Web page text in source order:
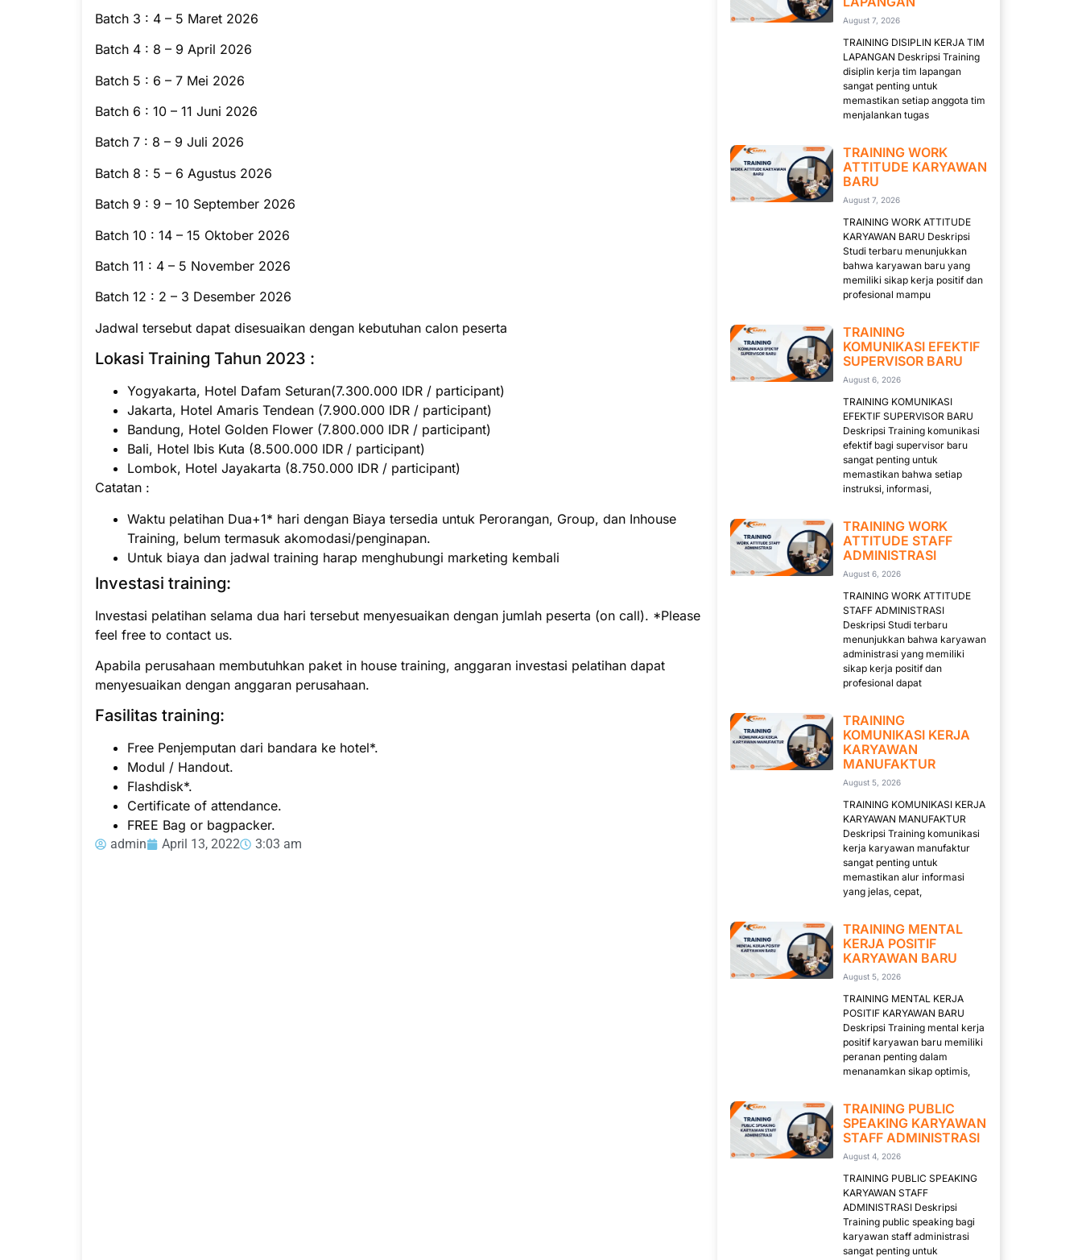
Batch 3 : 4 – 5 Maret 2026
Batch 4 : 8 – 9 April 2026
Batch 5 : 6 – 7 Mei 2026
Batch 6 : 10 – 11 Juni 2026
Batch 7 : 8 – 9 Juli 2026
Batch 8 : 5 – 6 Agustus 2026
Batch 9 : 9 – 10 September 2026
Batch 10 : 14 – 15 Oktober 2026
Batch 11 : 4 – 5 November 2026
Batch 12 : 2 – 3 Desember 2026
Jadwal tersebut dapat disesuaikan dengan kebutuhan calon peserta
Lokasi Training Tahun 2023 :
Yogyakarta, Hotel Dafam Seturan(7.300.000 IDR / participant)
Jakarta, Hotel Amaris Tendean (7.900.000 IDR / participant)
Bandung, Hotel Golden Flower (7.800.000 IDR / participant)
Bali, Hotel Ibis Kuta (8.500.000 IDR / participant)
Lombok, Hotel Jayakarta (8.750.000 IDR / participant)
Catatan :
Waktu pelatihan Dua+1* hari dengan Biaya tersedia untuk Perorangan, Group, dan Inhouse
Training, belum termasuk akomodasi/penginapan.
Untuk biaya dan jadwal training harap menghubungi marketing kembali
Investasi training:
Investasi pelatihan selama dua hari tersebut menyesuaikan dengan jumlah peserta (on call). *Please
feel free to contact us.
Apabila perusahaan membutuhkan paket in house training, anggaran investasi pelatihan dapat
menyesuaikan dengan anggaran perusahaan.
Fasilitas training:
Free Penjemputan dari bandara ke hotel*.
Modul / Handout.
Flashdisk*.
Certificate of attendance.
FREE Bag or bagpacker.
admin April 13, 2022 3:03 am
August 7, 2026
TRAINING DISIPLIN KERJA TIM
LAPANGAN Deskripsi Training
disiplin kerja tim lapangan
sangat penting untuk
memastikan setiap anggota tim
menjalankan tugas
TRAINING WORK
ATTITUDE KARYAWAN
BARU
August 7, 2026
TRAINING WORK ATTITUDE
KARYAWAN BARU Deskripsi
Studi terbaru menunjukkan
bahwa karyawan baru yang
memiliki sikap kerja positif dan
profesional mampu
TRAINING
KOMUNIKASI EFEKTIF
SUPERVISOR BARU
August 6, 2026
TRAINING KOMUNIKASI
EFEKTIF SUPERVISOR BARU
Deskripsi Training komunikasi
efektif bagi supervisor baru
sangat penting untuk
memastikan bahwa setiap
instruksi, informasi,
TRAINING WORK
ATTITUDE STAFF
ADMINISTRASI
August 6, 2026
TRAINING WORK ATTITUDE
STAFF ADMINISTRASI
Deskripsi Studi terbaru
menunjukkan bahwa karyawan
administrasi yang memiliki
sikap kerja positif dan
profesional dapat
TRAINING
KOMUNIKASI KERJA
KARYAWAN
MANUFAKTUR
August 5, 2026
TRAINING KOMUNIKASI KERJA
KARYAWAN MANUFAKTUR
Deskripsi Training komunikasi
kerja karyawan manufaktur
sangat penting untuk
memastikan alur informasi
yang jelas, cepat,
TRAINING MENTAL
KERJA POSITIF
KARYAWAN BARU
August 5, 2026
TRAINING MENTAL KERJA
POSITIF KARYAWAN BARU
Deskripsi Training mental kerja
positif karyawan baru memiliki
peranan penting dalam
menanamkan sikap optimis,
TRAINING PUBLIC
SPEAKING KARYAWAN
STAFF ADMINISTRASI
August 4, 2026
TRAINING PUBLIC SPEAKING
KARYAWAN STAFF
ADMINISTRASI Deskripsi
Training public speaking bagi
karyawan staff administrasi
sangat penting untuk